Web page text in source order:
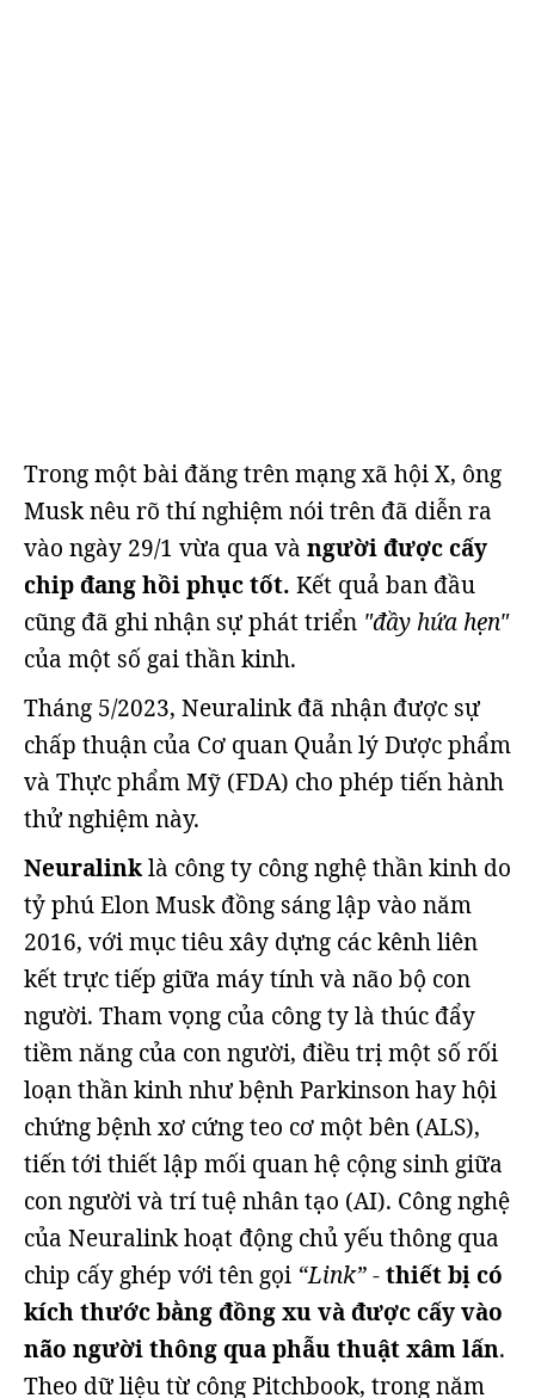
Trong một bài đăng trên mạng xã hội X, ông
Musk nêu rõ thí nghiệm nói trên đã diễn ra
vào ngày 29/1 vừa qua và người được cấy
chip đang hồi phục tốt. Kết quả ban đầu
cũng đã ghi nhận sự phát triển "đầy hứa hẹn"
của một số gai thần kinh.
Tháng 5/2023, Neuralink đã nhận được sự
chấp thuận của Cơ quan Quản lý Dược phẩm
và Thực phẩm Mỹ (FDA) cho phép tiến hành
thử nghiệm này.
Neuralinklà công ty công nghệ thần kinh do
tỷ phú Elon Musk đồng sáng lập vào năm
2016, với mục tiêu xây dựng các kênh liên
kết trực tiếp giữa máy tính và não bộ con
người. Tham vọng của công ty là thúc đẩy
tiềm năng của con người, điều trị một số rối
loạn thần kinh như bệnh Parkinson hay hội
chứng bệnh xơ cứng teo cơ một bên (ALS),
tiến tới thiết lập mối quan hệ cộng sinh giữa
con người và trí tuệ nhân tạo (AI). Công nghệ
của Neuralink hoạt động chủ yếu thông qua
chip cấy ghép với tên gọi “Link”-thiết bị có
kích thước bằng đồng xu và được cấy vào
não người thông qua phẫu thuật xâm lấn.
Theo dữ liệu từ công Pitchbook, trong năm